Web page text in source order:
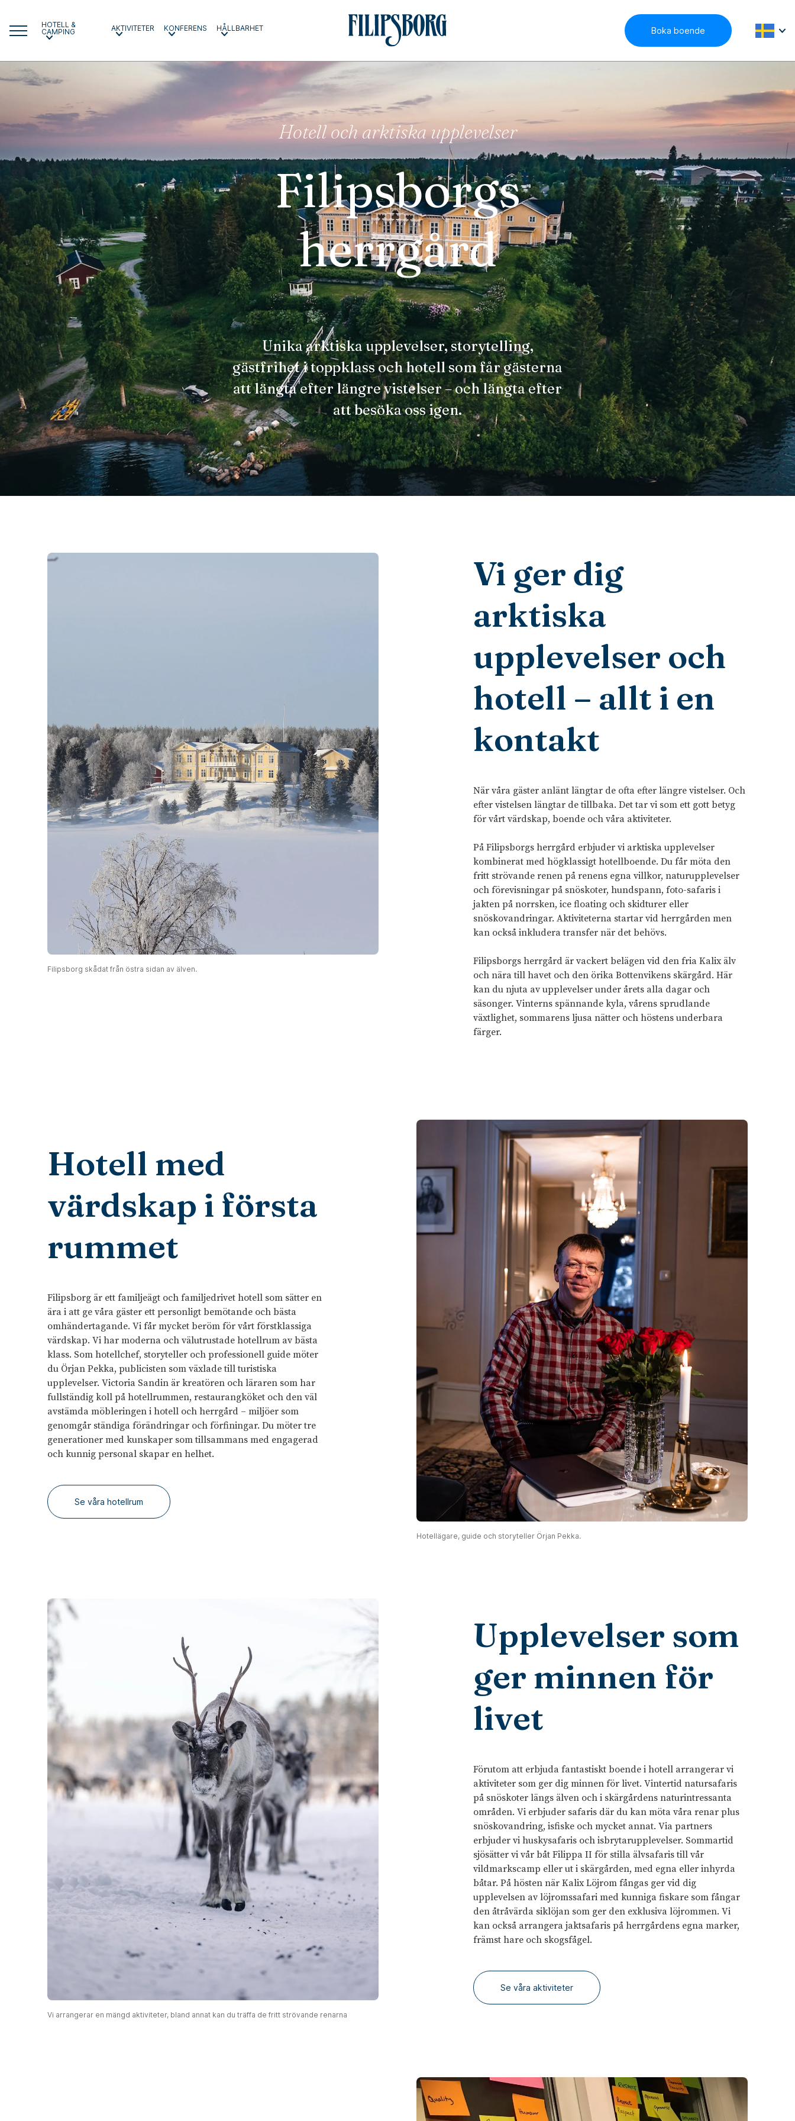
HOTELL &
CAMPING
AKTIVITETER KONFERENS HÅLLBARHET Boka boende
Hotell och arktiska upplevelser
Filipsborgs
herrgård
Unika arktiska upplevelser, storytelling,
gästfrihet i toppklass och hotell som får gästerna
att längta efter längre vistelser – och längta efter
att besöka oss igen.
Filipsborg skådat från östra sidan av älven.
Vi ger dig
arktiska
upplevelser och
hotell – allt i en
kontakt
När våra gäster anlänt längtar de ofta efter längre vistelser. Och
efter vistelsen längtar de tillbaka. Det tar vi som ett gott betyg
för vårt värdskap, boende och våra aktiviteter.
På Filipsborgs herrgård erbjuder vi arktiska upplevelser
kombinerat med högklassigt hotellboende. Du får möta den
fritt strövande renen på renens egna villkor, naturupplevelser
och förevisningar på snöskoter, hundspann, foto-safaris i
jakten på norrsken, ice floating och skidturer eller
snöskovandringar. Aktiviteterna startar vid herrgården men
kan också inkludera transfer när det behövs.
Filipsborgs herrgård är vackert belägen vid den fria Kalix älv
och nära till havet och den örika Bottenvikens skärgård. Här
kan du njuta av upplevelser under årets alla dagar och
säsonger. Vinterns spännande kyla, vårens sprudlande
växtlighet, sommarens ljusa nätter och höstens underbara
färger.
Hotellägare, guide och storyteller Örjan Pekka.
Hotell med
värdskap i första
rummet
Filipsborg är ett familjeägt och familjedrivet hotell som sätter en
ära i att ge våra gäster ett personligt bemötande och bästa
omhändertagande. Vi får mycket beröm för vårt förstklassiga
värdskap. Vi har moderna och välutrustade hotellrum av bästa
klass. Som hotellchef, storyteller och professionell guide möter
du Örjan Pekka, publicisten som växlade till turistiska
upplevelser. Victoria Sandin är kreatören och läraren som har
fullständig koll på hotellrummen, restaurangköket och den väl
avstämda möbleringen i hotell och herrgård – miljöer som
genomgår ständiga förändringar och förfiningar. Du möter tre
generationer med kunskaper som tillsammans med engagerad
och kunnig personal skapar en helhet.
Se våra hotellrum
Vi arrangerar en mängd aktiviteter, bland annat kan du träffa de fritt strövande renarna
Upplevelser som
ger minnen för
livet
Förutom att erbjuda fantastiskt boende i hotell arrangerar vi
aktiviteter som ger dig minnen för livet. Vintertid natursafaris
på snöskoter längs älven och i skärgårdens naturintressanta
områden. Vi erbjuder safaris där du kan möta våra renar plus
snöskovandring, isfiske och mycket annat. Via partners
erbjuder vi huskysafaris och isbrytarupplevelser. Sommartid
sjösätter vi vår båt Filippa II för stilla älvsafaris till vår
vildmarkscamp eller ut i skärgården, med egna eller inhyrda
båtar. På hösten när Kalix Löjrom fångas ger vid dig
upplevelsen av löjromssafari med kunniga fiskare som fångar
den åtråvärda siklöjan som ger den exklusiva löjrommen. Vi
kan också arrangera jaktsafaris på herrgårdens egna marker,
främst hare och skogsfågel.
Se våra aktiviteter